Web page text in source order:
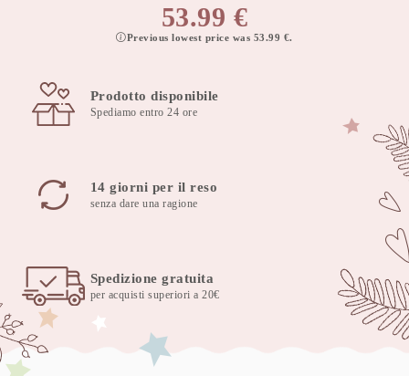
per
bambini
imbottitura
piumino
cuscino
60x40
cm
bear
star
53.99 €
Previous lowest price was 53.99 €.
Prodotto disponibile
Spediamo entro 24 ore
14 giorni per il reso
senza dare una ragione
Spedizione gratuita
per acquisti superiori a 20€